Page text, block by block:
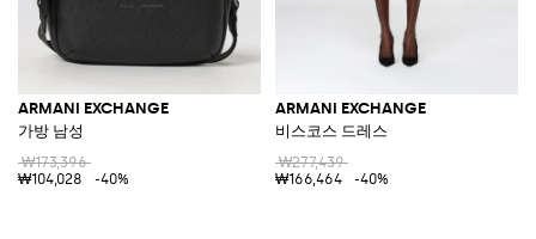
ARMANI EXCHANGE
가방 남성
₩173,396
₩104,028
-40%
ARMANI EXCHANGE
비스코스 드레스
₩277,439
₩166,464
-40%